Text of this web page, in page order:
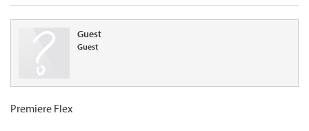
Guest
Guest
Premiere Flex